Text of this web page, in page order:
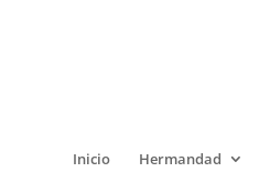
Inicio Hermandad